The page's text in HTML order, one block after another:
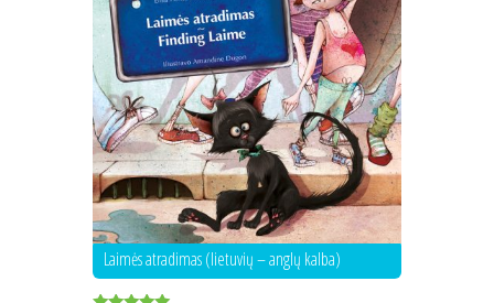
Laimės atradimas (lietuvių – anglų kalba)